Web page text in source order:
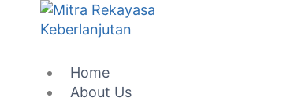
Home
About Us